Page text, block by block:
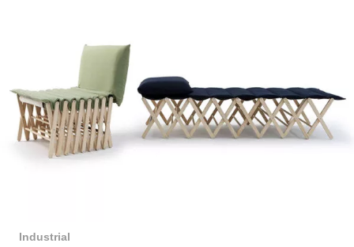
Industrial